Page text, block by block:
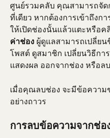
ศูนย์รวมคลับ คุณสามารถจั
ที่เดียว หากต้องการเข้าถึงก
ให้เปิดช่องนั้นแล้วแตะหรือค
ค่าช่อง ผู้ดูแลสามารถเปลี่ย
โพสต์ ดูสมาชิก เปลี่ยนวิธีกา
แสดงผล ออกจากช่อง หรือล
เมื่อคุณลบช่อง จะมีข้อควา
อย่างถาวร
การลบข้อความจากช่